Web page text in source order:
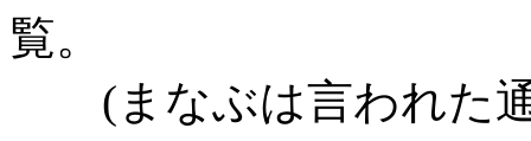
覧。
(まなぶは言われた